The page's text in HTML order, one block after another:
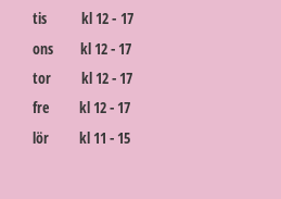
tis kl 12 - 17
ons kl 12 - 17
tor kl 12 - 17
fre kl 12 - 17
lör kl 11 - 15